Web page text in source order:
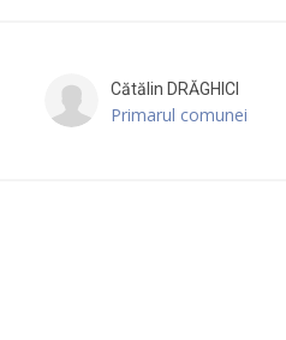
Cătălin DRĂGHICI
Primarul comunei